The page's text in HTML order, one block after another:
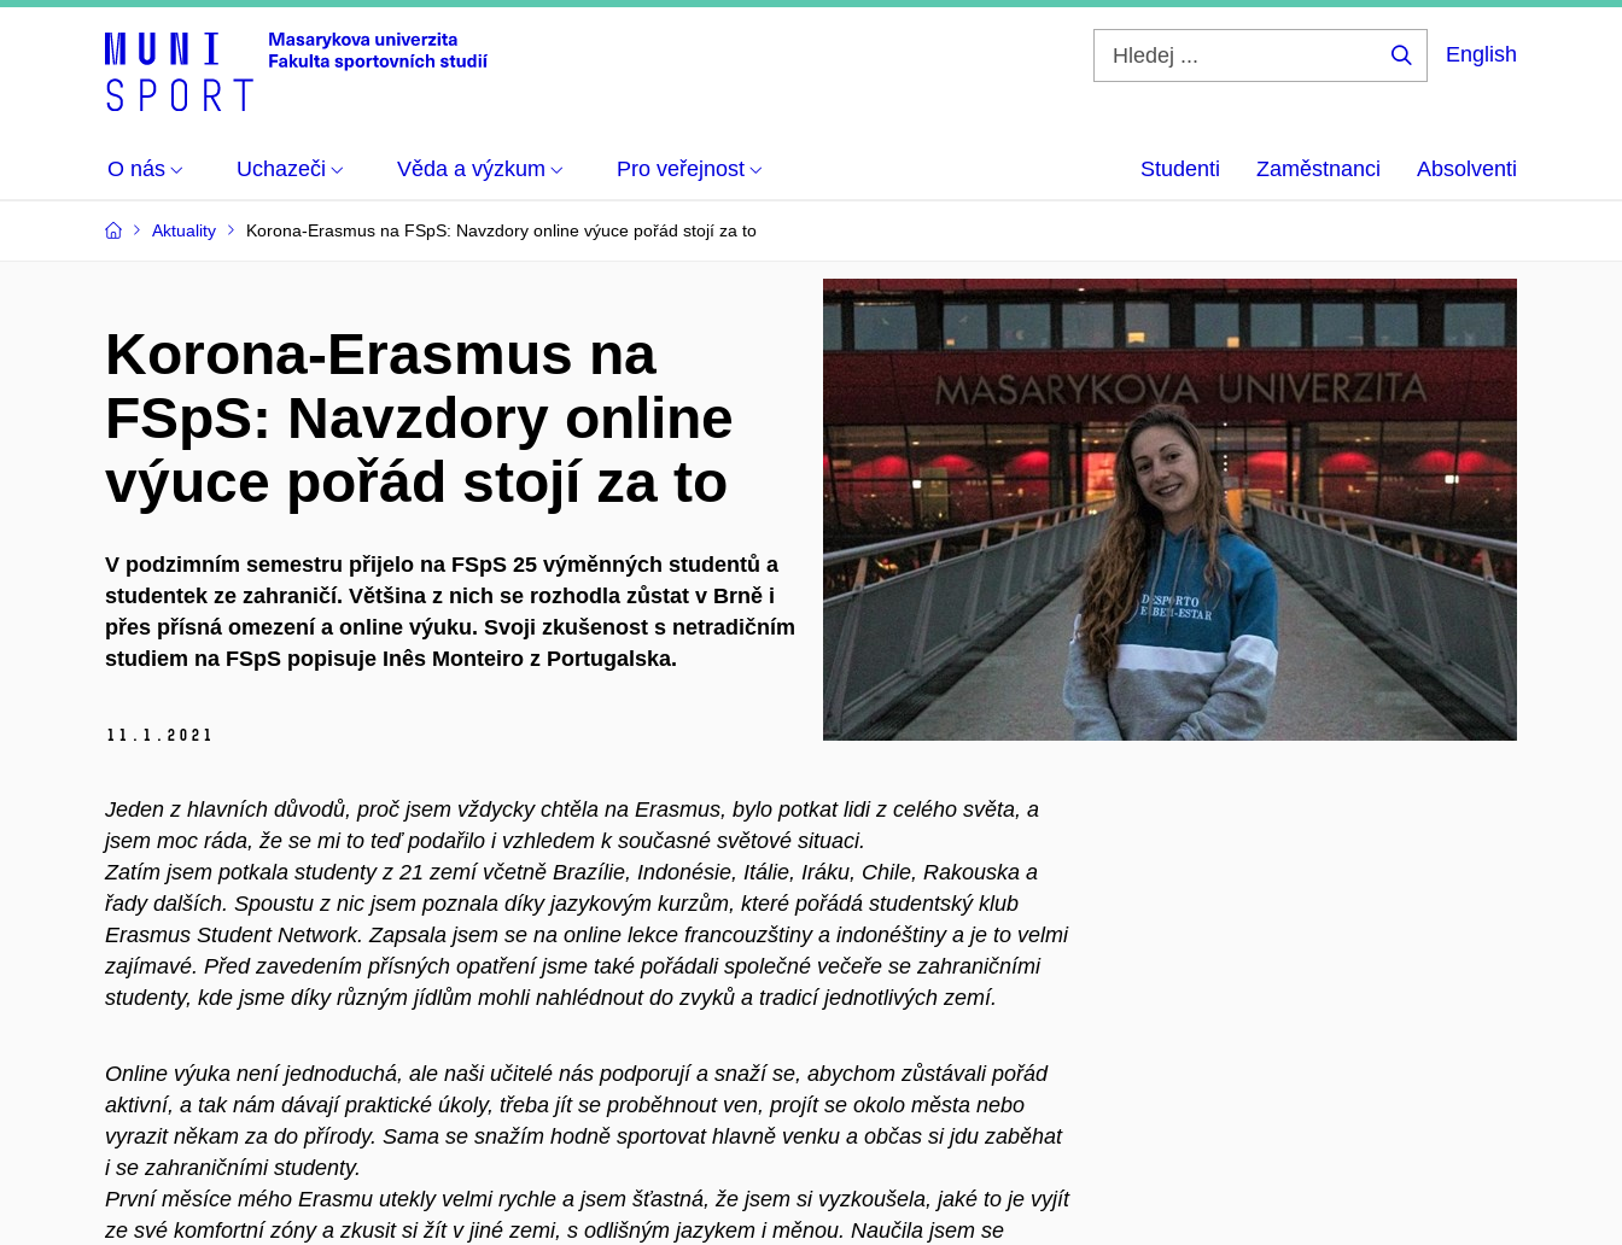
English
O nás Uchazeči Věda a výzkum Pro veřejnost Studenti Zaměstnanci Absolventi
Aktuality Korona-Erasmus na FSpS: Navzdory online výuce pořád stojí za to
Korona-Erasmus na
FSpS: Navzdory online
výuce pořád stojí za to
V podzimním semestru přijelo na FSpS 25 výměnných studentů a
studentek ze zahraničí. Většina z nich se rozhodla zůstat v Brně i
přes přísná omezení a online výuku. Svoji zkušenost s netradičním
studiem na FSpS popisuje Inês Monteiro z Portugalska.
11. 1. 2021
Jeden z hlavních důvodů, proč jsem vždycky chtěla na Erasmus, bylo potkat lidi z celého světa, a
jsem moc ráda, že se mi to teď podařilo i vzhledem k současné světové situaci.
Zatím jsem potkala studenty z 21 zemí včetně Brazílie, Indonésie, Itálie, Iráku, Chile, Rakouska a
řady dalších. Spoustu z nic jsem poznala díky jazykovým kurzům, které pořádá studentský klub
Erasmus Student Network. Zapsala jsem se na online lekce francouzštiny a indonéštiny a je to velmi
zajímavé. Před zavedením přísných opatření jsme také pořádali společné večeře se zahraničními
studenty, kde jsme díky různým jídlům mohli nahlédnout do zvyků a tradicí jednotlivých zemí.
Online výuka není jednoduchá, ale naši učitelé nás podporují a snaží se, abychom zůstávali pořád
aktivní, a tak nám dávají praktické úkoly, třeba jít se proběhnout ven, projít se okolo města nebo
vyrazit někam za do přírody. Sama se snažím hodně sportovat hlavně venku a občas si jdu zaběhat
i se zahraničními studenty.
První měsíce mého Erasmu utekly velmi rychle a jsem šťastná, že jsem si vyzkoušela, jaké to je vyjít
ze své komfortní zóny a zkusit si žít v jiné zemi, s odlišným jazykem i měnou. Naučila jsem se